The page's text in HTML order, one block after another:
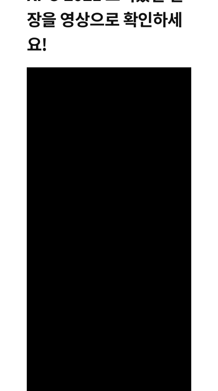
장을 영상으로 확인하세
요!